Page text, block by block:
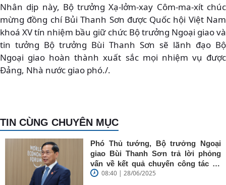
Nhân dịp này, Bộ trưởng Xạ-lởm-xay Côm-ma-xít chúc
mừng đồng chí Bủi Thanh Sơn được Quốc hội Việt Nam
khoá XV tín nhiệm bầu giữ chức Bộ trưởng Ngoại giao và
tin tưởng Bộ trưởng Bùi Thanh Sơn sẽ lãnh đạo Bộ
Ngoại giao hoàn thành xuất sắc mọi nhiệm vụ được
Đảng, Nhà nước giao phó./.
TIN CÙNG CHUYÊN MỤC
Phó Thủ tướng, Bộ trưởng Ngoại
giao Bùi Thanh Sơn trả lời phỏng
vấn về kết quả chuyến công tác tại
Trung Quốc của Thủ tướng Chính
08:40 | 28/06/2025